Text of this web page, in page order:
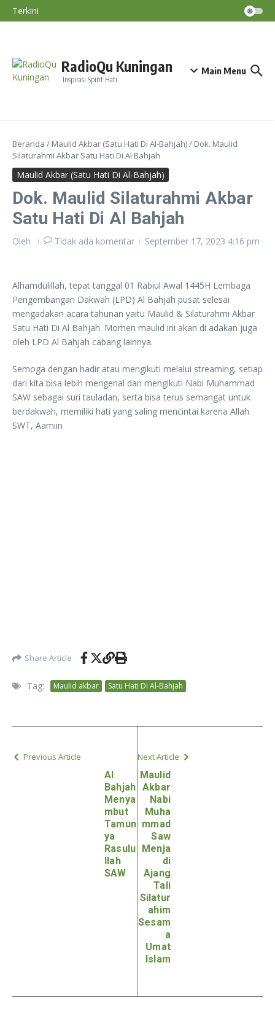
Lewati ke konten
Terkini
RadioQu Kuningan
Inspirasi Spirit Hati
Main Menu
Beranda / Maulid Akbar (Satu Hati Di Al-Bahjah)/ Dok. Maulid
Silaturahmi Akbar Satu Hati Di Al Bahjah
Maulid Akbar (Satu Hati Di Al-Bahjah)
Dok. Maulid Silaturahmi Akbar
Satu Hati Di Al Bahjah
Oleh Tidak ada komentar September 17, 2023 4:16 pm
Alhamdulillah, tepat tanggal 01 Rabiul Awal 1445H Lembaga
Pengembangan Dakwah (LPD) Al Bahjah pusat selesai
mengadakan acara tahunan yaitu Maulid & Silaturahmi Akbar
Satu Hati Di Al Bahjah. Momen maulid ini akan di adakan juga
oleh LPD Al Bahjah cabang lainnya.
Semoga dengan hadir atau mengikuti melalui streaming, setiap
dari kita bisa lebih mengenal dan mengikuti Nabi Muhammad
SAW sebagai suri tauladan, serta bisa terus semangat untuk
berdakwah, memiliki hati yang saling mencintai karena Allah
SWT, Aamiin
Share Article
Tag: Maulid akbar Satu Hati Di Al-Bahjah
Previous Article
Al
Bahjah
Menya
mbut
Tamun
ya
Rasulu
llah
SAW
Next Article
Maulid
Akbar
Nabi
Muha
mmad
Saw
Menja
di
Ajang
Tali
Silatur
ahim
Sesam
a
Umat
Islam